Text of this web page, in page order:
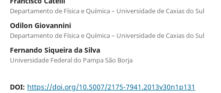
Departamento de Física e Química – Universidade de Caxias do Sul
Odilon Giovannini
Departamento de Física e Química – Universidade de Caxias do Sul
Fernando Siqueira da Silva
Universidade Federal do Pampa São Borja
DOI: https://doi.org/10.5007/2175-7941.2013v30n1p131